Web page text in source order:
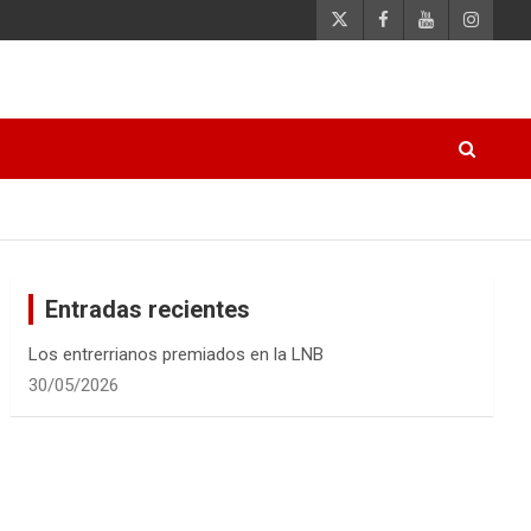
Entradas recientes
Los entrerrianos premiados en la LNB
30/05/2026